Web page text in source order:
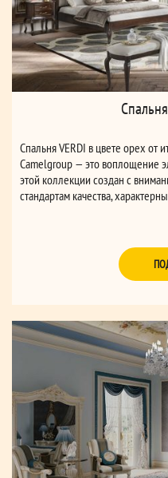
Спальня VERDI в цвете орех от
Camelgroup — это воплощение
этой коллекции создан с
стандартам качества,